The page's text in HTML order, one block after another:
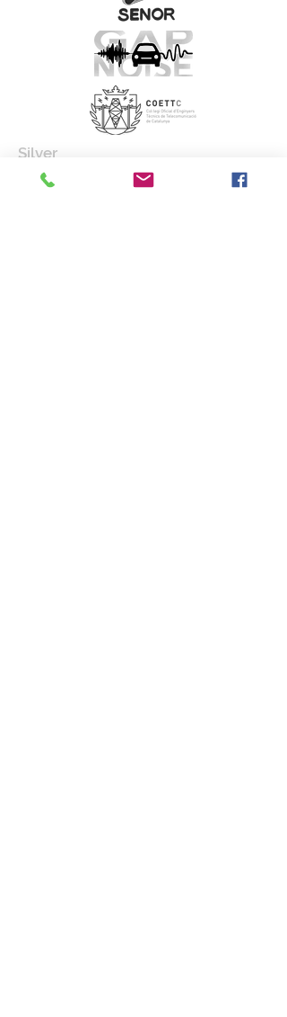
Silver
Amb la col·laboració de